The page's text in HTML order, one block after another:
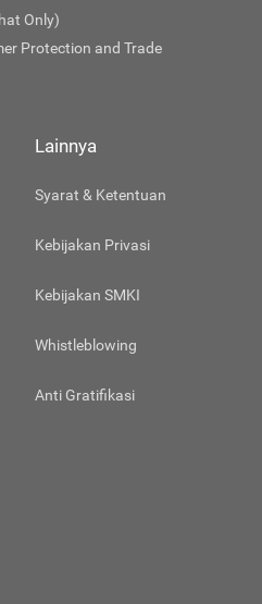
Only)
Protection and Trade
Lainnya
Syarat & Ketentuan
Kebijakan Privasi
Kebijakan SMKI
Whistleblowing
Anti Gratifikasi